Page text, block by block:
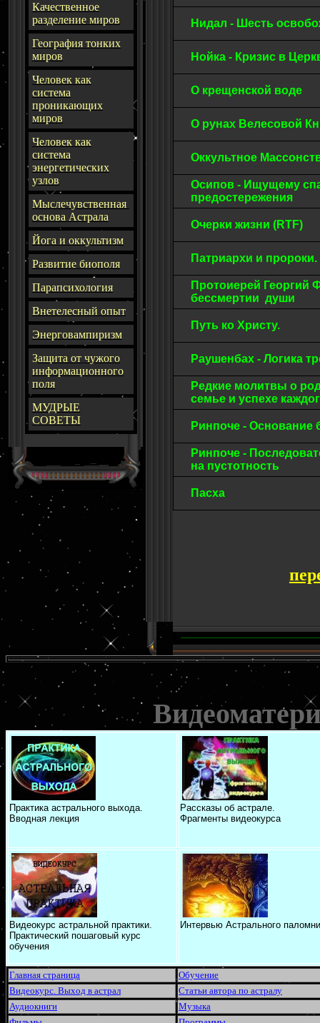
Качественное
разделение миров
География тонких
миров
Человек как
система
проникающих
миров
Человек как
система
энергетических
узлов
Мыслечувственная
основа Астрала
Йога и оккультизм
Развитие биополя
Парапсихология
Внетелесный опыт
Энерговампиризм
Защита от чужого
информационного
поля
МУДРЫЕ
СОВЕТЫ
Нидал - Шесть
Нойка - Кризис в
О крещенской воде
О рунах Велесовой
Оккультное
Осипов - Ищущему
предостережения
Очерки жизни (RTF)
Патриархи и
Протоиерей Георгий
бессмертии души
Путь ко Христу.
Раушенбах - Логика
Редкие молитвы о
семье и успехе
Ринпоче -
Ринпоче -
на пустотность
Пасха
Практика астрального выхода.
Вводная лекция
Рассказы об астрале.
Фрагменты видеокурса
Видеокурс астральной практики.
Практический пошаговый курс
обучения
Интервью Астрального
Главная страница
Обучение
Видеокурс. Выход в астрал
Статьи автора по астралу
Аудиокниги
Музыка